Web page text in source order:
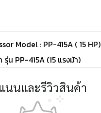
Model : PP-415A ( 15 HP)
น PP-415A (15 แรงม้า)
นนและรีวิวสินค้า